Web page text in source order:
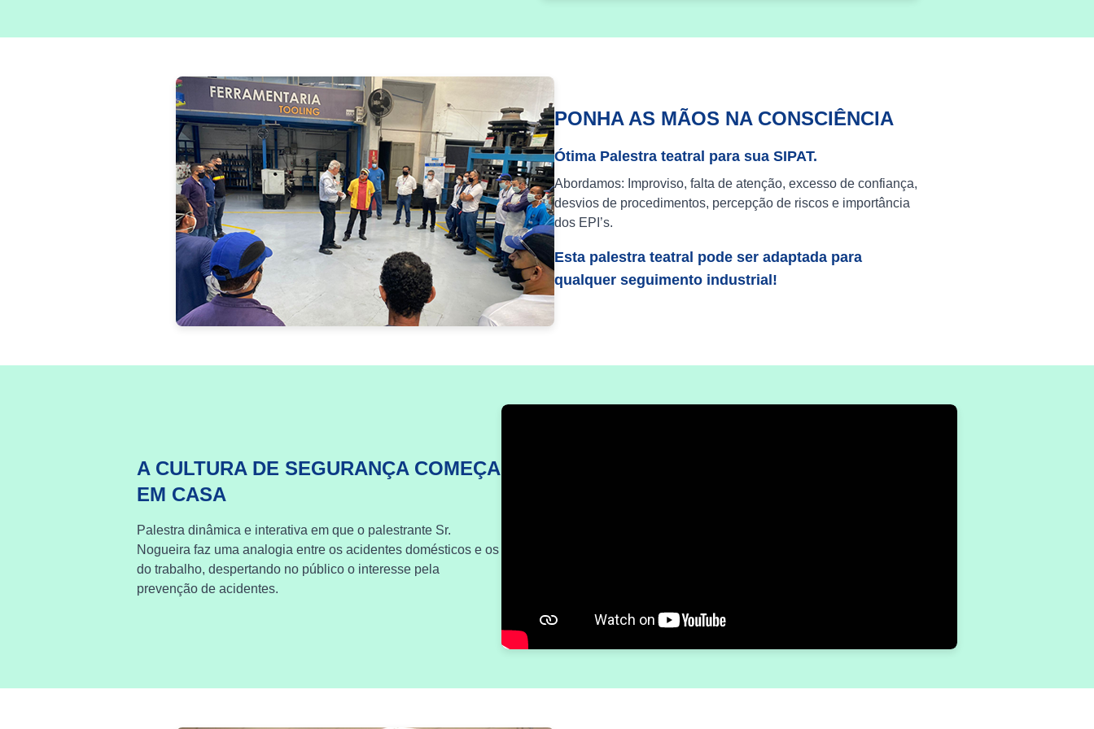
PONHA AS MÃOS NA CONSCIÊNCIA
Ótima Palestra teatral para sua SIPAT.
Abordamos: Improviso, falta de atenção, excesso de confiança,
desvios de procedimentos, percepção de riscos e importância
dos EPI’s.
Esta palestra teatral pode ser adaptada para
qualquer seguimento industrial!
A CULTURA DE SEGURANÇA COMEÇA
EM CASA
Palestra dinâmica e interativa em que o palestrante Sr.
Nogueira faz uma analogia entre os acidentes domésticos e os
do trabalho, despertando no público o interesse pela
prevenção de acidentes.